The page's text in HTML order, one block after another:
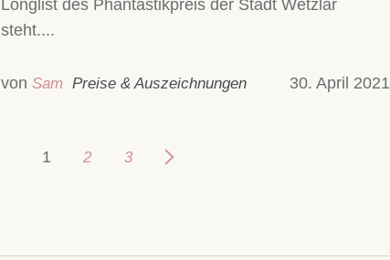
Longlist des Phantastikpreis der Stadt Wetzlar
steht....
30. April 2021
vonSam Preise & Auszeichnungen
1 2 3